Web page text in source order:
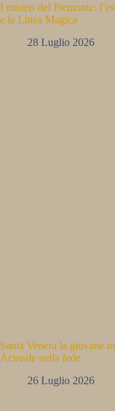
I misteri del Piemonte:
e la Linea Magica
28 Luglio 2026
Santa Venera la giovane
Acireale nella fede
26 Luglio 2026